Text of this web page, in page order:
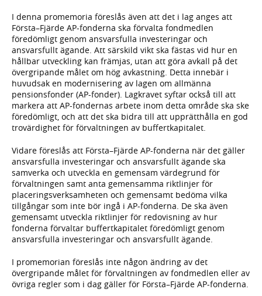
I denna promemoria föreslås även att det i lag anges att
Första–Fjärde AP-fonderna ska förvalta fondmedlen
föredömligt genom ansvarsfulla investeringar och
ansvarsfullt ägande. Att särskild vikt ska fästas vid hur en
hållbar utveckling kan främjas, utan att göra avkall på det
övergripande målet om hög avkastning. Detta innebär i
huvudsak en modernisering av lagen om allmänna
pensionsfonder (AP-fonder). Lagkravet syftar också till att
markera att AP-fondernas arbete inom detta område ska ske
föredömligt, och att det ska bidra till att upprätthålla en god
trovärdighet för förvaltningen av buffertkapitalet.
Vidare föreslås att Första–Fjärde AP-fonderna när det gäller
ansvarsfulla investeringar och ansvarsfullt ägande ska
samverka och utveckla en gemensam värdegrund för
förvaltningen samt anta gemensamma riktlinjer för
placeringsverksamheten och gemensamt bedöma vilka
tillgångar som inte bör ingå i AP-fonderna. De ska även
gemensamt utveckla riktlinjer för redovisning av hur
fonderna förvaltar buffertkapitalet föredömligt genom
ansvarsfulla investeringar och ansvarsfullt ägande.
I promemorian föreslås inte någon ändring av det
övergripande målet för förvaltningen av fondmedlen eller av
övriga regler som i dag gäller för Första–Fjärde AP-fonderna.